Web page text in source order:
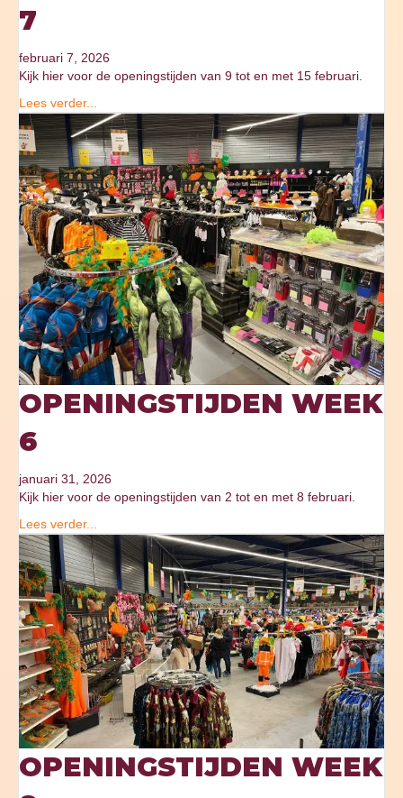
7
februari 7, 2026
Kijk hier voor de openingstijden van 9 tot en met 15 februari.
Lees verder...
OPENINGSTIJDEN WEEK
6
januari 31, 2026
Kijk hier voor de openingstijden van 2 tot en met 8 februari.
Lees verder...
OPENINGSTIJDEN WEEK